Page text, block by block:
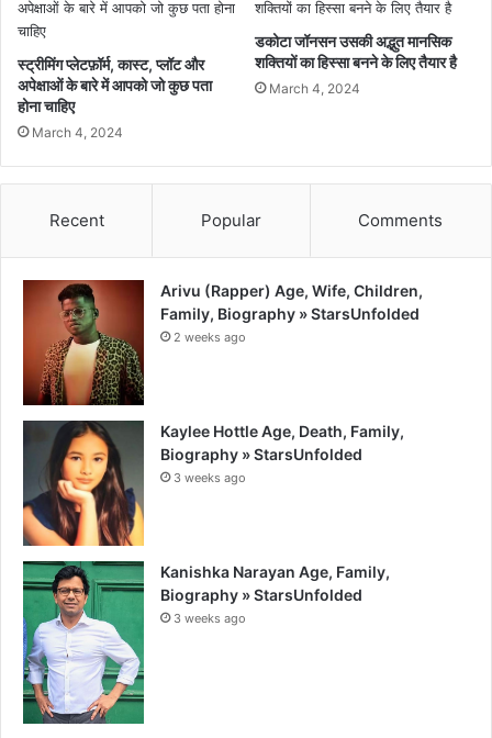
स्ट्रीमिंग प्लेटफ़ॉर्म, कास्ट, प्लॉट और
अपेक्षाओं के बारे में आपको जो कुछ पता
होना चाहिए
March 4, 2024
डकोटा जॉनसन उसकी अद्भुत मानसिक
शक्तियों का हिस्सा बनने के लिए तैयार है
March 4, 2024
Recent Popular Comments
Arivu (Rapper) Age, Wife, Children,
Family, Biography » StarsUnfolded
2 weeks ago
Kaylee Hottle Age, Death, Family,
Biography » StarsUnfolded
3 weeks ago
Kanishka Narayan Age, Family,
Biography » StarsUnfolded
3 weeks ago